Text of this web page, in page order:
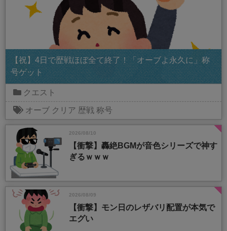
【祝】4日で歴戦ほぼ全て終了！「オーブよ永久に」称
号ゲット
クエスト
オーブ クリア 歴戦 称号
2026/08/10
【衝撃】轟絶BGMが音色シリーズで神す
ぎるｗｗｗ
2026/08/09
【衝撃】モン日のレザバリ配置が本気で
エグい